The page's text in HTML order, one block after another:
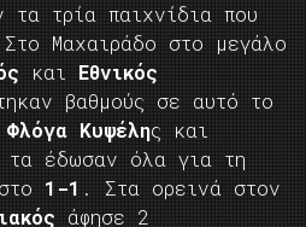
τα τρία παιχνίδια που
Μαχαιράδο στο μεγάλο
και Εθνικός
βαθμούς σε αυτό το
Φλόγα Κυψέλης και
τα έδωσαν όλα για τη
1-1 . Στα ορεινά στον
άφησε 2